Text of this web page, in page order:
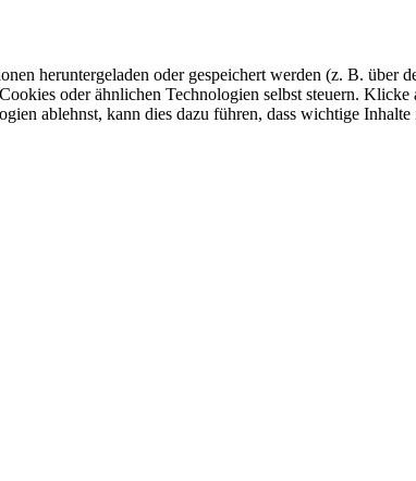
heruntergeladen oder gespeichert werden (z. B.
oder ähnlichen Technologien selbst steuern.
ablehnst, kann dies dazu führen, dass wichtige